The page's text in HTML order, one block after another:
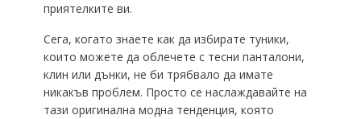
приятелките ви.
Сега, когато знаете как да избирате туники,
които можете да облечете с тесни панталони,
клин или дънки, не би трябвало да имате
никакъв проблем. Просто се наслаждавайте на
тази оригинална модна тенденция, която